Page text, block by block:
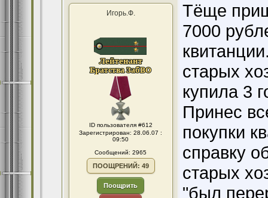
Игорь.Ф.
ID пользователя #612
Зарегистрирован: 28.06.07 :
09:50
Сообщений: 2965
ПООЩРЕНИЙ: 49
Поощрить
Тёще
7000
старых
купила 3
Принес
покупки
справку
старых
"был